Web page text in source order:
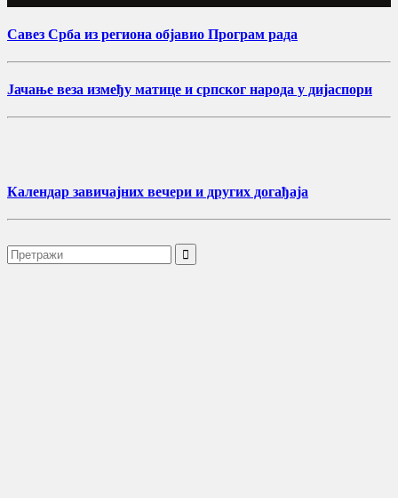
Савез Срба из региона објавио Програм рада
Јачање веза између матице и српског народа у дијаспори
Календар завичајних вечери и других догађаја